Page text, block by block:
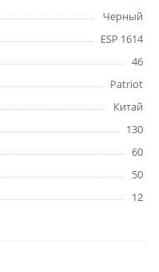
Черный
ESP 1614
46
Patriot
Китай
130
60
50
12